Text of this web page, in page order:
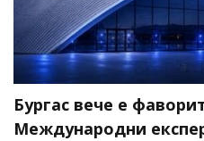
Бургас вече е
Международни